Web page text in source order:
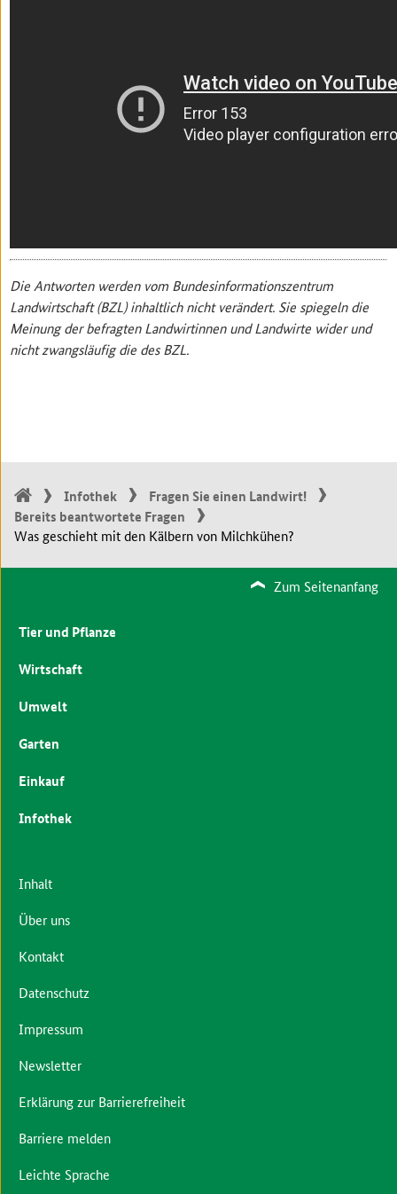
Die Antworten werden vom Bundesinformationszentrum
Landwirtschaft (BZL) inhaltlich nicht verändert. Sie spiegeln die
Meinung der befragten Landwirtinnen und Landwirte wider und
nicht zwangsläufig die des BZL.
Infothek
Fragen Sie einen Landwirt!
Bereits beantwortete Fragen
Was geschieht mit den Kälbern von Milchkühen?
Zum Seitenanfang
Tier und Pflanze
Wirtschaft
Umwelt
Garten
Einkauf
Infothek
Inhalt
Über uns
Kontakt
Datenschutz
Impressum
Newsletter
Erklärung zur Barrierefreiheit
Barriere melden
Leichte Sprache